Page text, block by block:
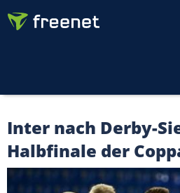
Inter nach Derby-
Halbfinale der